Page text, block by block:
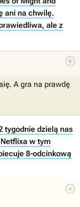
ani na chwilę.
ale z
A gra na prawdę
tygodnie dzielą nas
w tym
8-odcinkową